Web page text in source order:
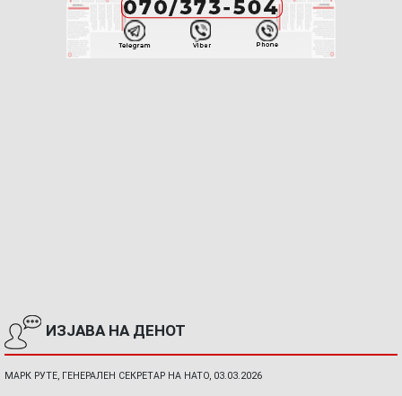
ИЗЈАВА НА ДЕНОТ
МАРК РУТЕ, ГЕНЕРАЛЕН СЕКРЕТАР НА НАТО, 03.03.2026